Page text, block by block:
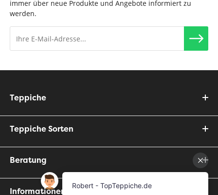
immer über neue Produkte und Angebote informiert zu
werden.
Teppiche
Teppiche Sorten
Beratung
Informationen